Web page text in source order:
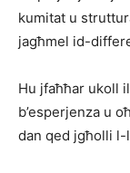
kumitat u
jagħmel id-
Hu jfaħħar ukoll
b’esperjenza u
dan qed jgħolli